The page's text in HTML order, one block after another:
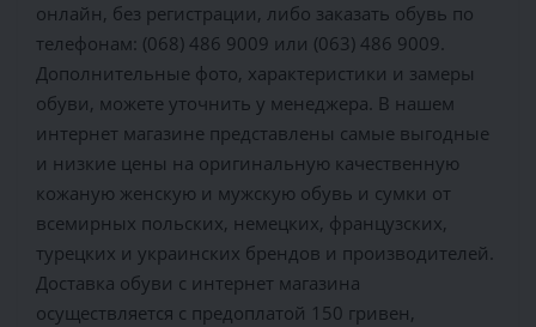
онлайн, без регистрации, либо заказать обувь по
телефонам: (068) 486 9009 или (063) 486 9009.
Дополнительные фото, характеристики и замеры
обуви, можете уточнить у менеджера. В нашем
интернет магазине представлены самые выгодные
и низкие цены на оригинальную качественную
кожаную женскую и мужскую обувь и сумки от
всемирных польских, немецких, французских,
турецких и украинских брендов и производителей.
Доставка обуви с интернет магазина
осуществляется c предоплатой 150 гривен,